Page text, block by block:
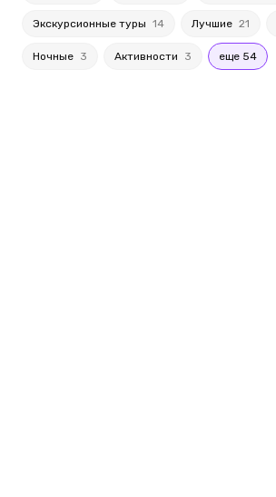
Экскурсионные туры 14 Лучшие 21
Ночные 3 Активности 3 еще 54